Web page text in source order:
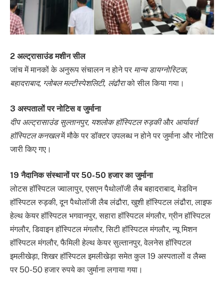
2 अल्ट्रासाउंड मशीन सील
जांच में मानकों के अनुरूप संचालन न होने पर मान्य डायग्नोस्टिक,
बहादराबाद, ग्लोबल मल्टीस्पेशलिटी, लंढौराको सील किया गया।
3 अस्पतालों पर नोटिस व जुर्माना
दीप अल्ट्रासाउंड सुल्तानपुर, यशलोक हॉस्पिटल रुड़कीऔर आर्यावर्त
हॉस्पिटल कनखलमें मौके पर डॉक्टर उपलब्ध न होने पर जुर्माना और नोटिस
जारी किए गए।
19 नैदानिक संस्थानों पर 50-50 हजार का जुर्माना
लोटस हॉस्पिटल ज्वालापुर, एसएन पैथोलॉजी लैब बहादराबाद, मेडविन
हॉस्पिटल रुड़की, दून पैथोलॉजी लैब लंढौरा, खुशी हॉस्पिटल लंढौरा, लाइफ
हेल्थ केयर हॉस्पिटल भगवानपुर, सहारा हॉस्पिटल मंगलौर, ग्रीन हॉस्पिटल
मंगलौर, डिवाइन हॉस्पिटल मंगलौर, सिटी हॉस्पिटल मंगलौर, न्यू मिशन
हॉस्पिटल मंगलौर, फैमिली हेल्थ केयर सुल्तानपुर, वेलनेस हॉस्पिटल
इमलीखेड़ा, शिखर हॉस्पिटल इमलीखेड़ा समेत कुल 19 अस्पतालों व लैब्स
पर 50-50 हजार रुपये का जुर्माना लगाया गया।